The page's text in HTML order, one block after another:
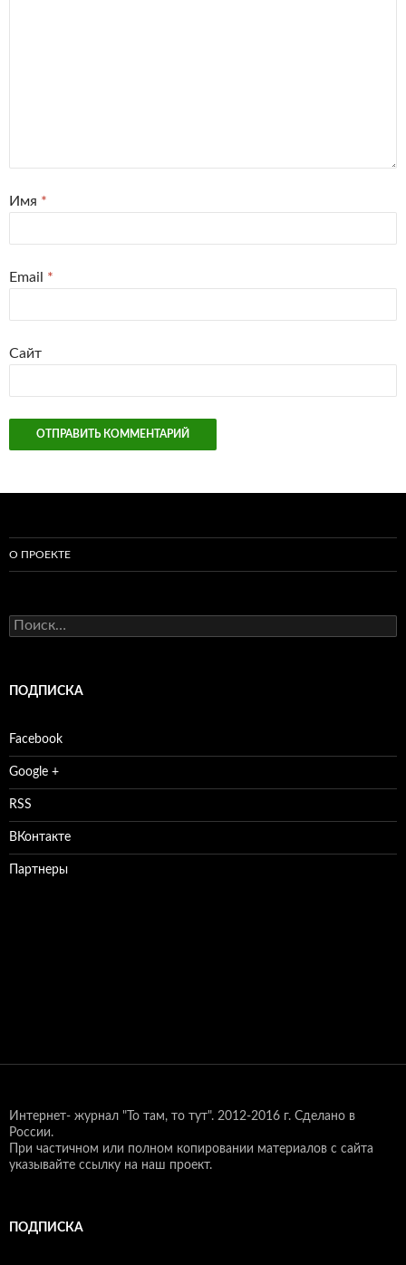
Имя *
Email *
Сайт
О ПРОЕКТЕ
Найти:
ПОДПИСКА
Facebook
Google +
RSS
ВКонтакте
Партнеры
Интернет- журнал "То там, то тут". 2012-2016 г. Сделано в
России.
При частичном или полном копировании материалов с сайта
указывайте ссылку на наш проект.
ПОДПИСКА